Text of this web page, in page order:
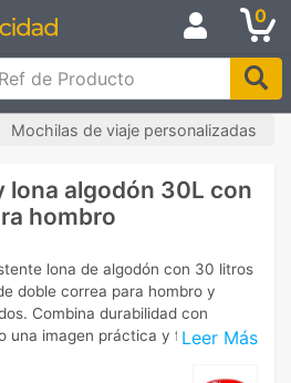
0
de Producto
Mochilas de viaje personalizadas
lona algodón 30L con
hombro
Leer Más
lona de algodón con 30 litros
doble correa para hombro y
Combina durabilidad con
una imagen práctica y funcional.